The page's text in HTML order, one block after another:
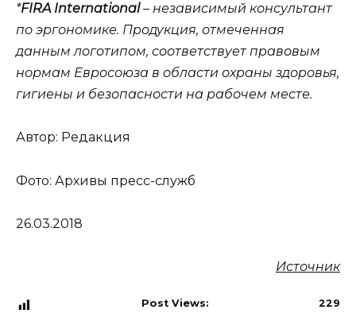
*FIRA International– независимый консультант
по эргономике. Продукция, отмеченная
данным логотипом, соответствует правовым
нормам Евросоюза в области охраны здоровья,
гигиены и безопасности на рабочем месте.
Автор: Редакция
Фото: Архивы пресс-служб
26.03.2018
Источник
Post Views: 229